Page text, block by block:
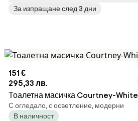
За изпращане след 3 дни
151 €
295,33 лв.
Тоалетна масичка Courtney-White
С огледало, с осветление, модерни
В наличност